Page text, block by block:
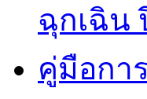
ฉุกเฉิน
คู่มือกา